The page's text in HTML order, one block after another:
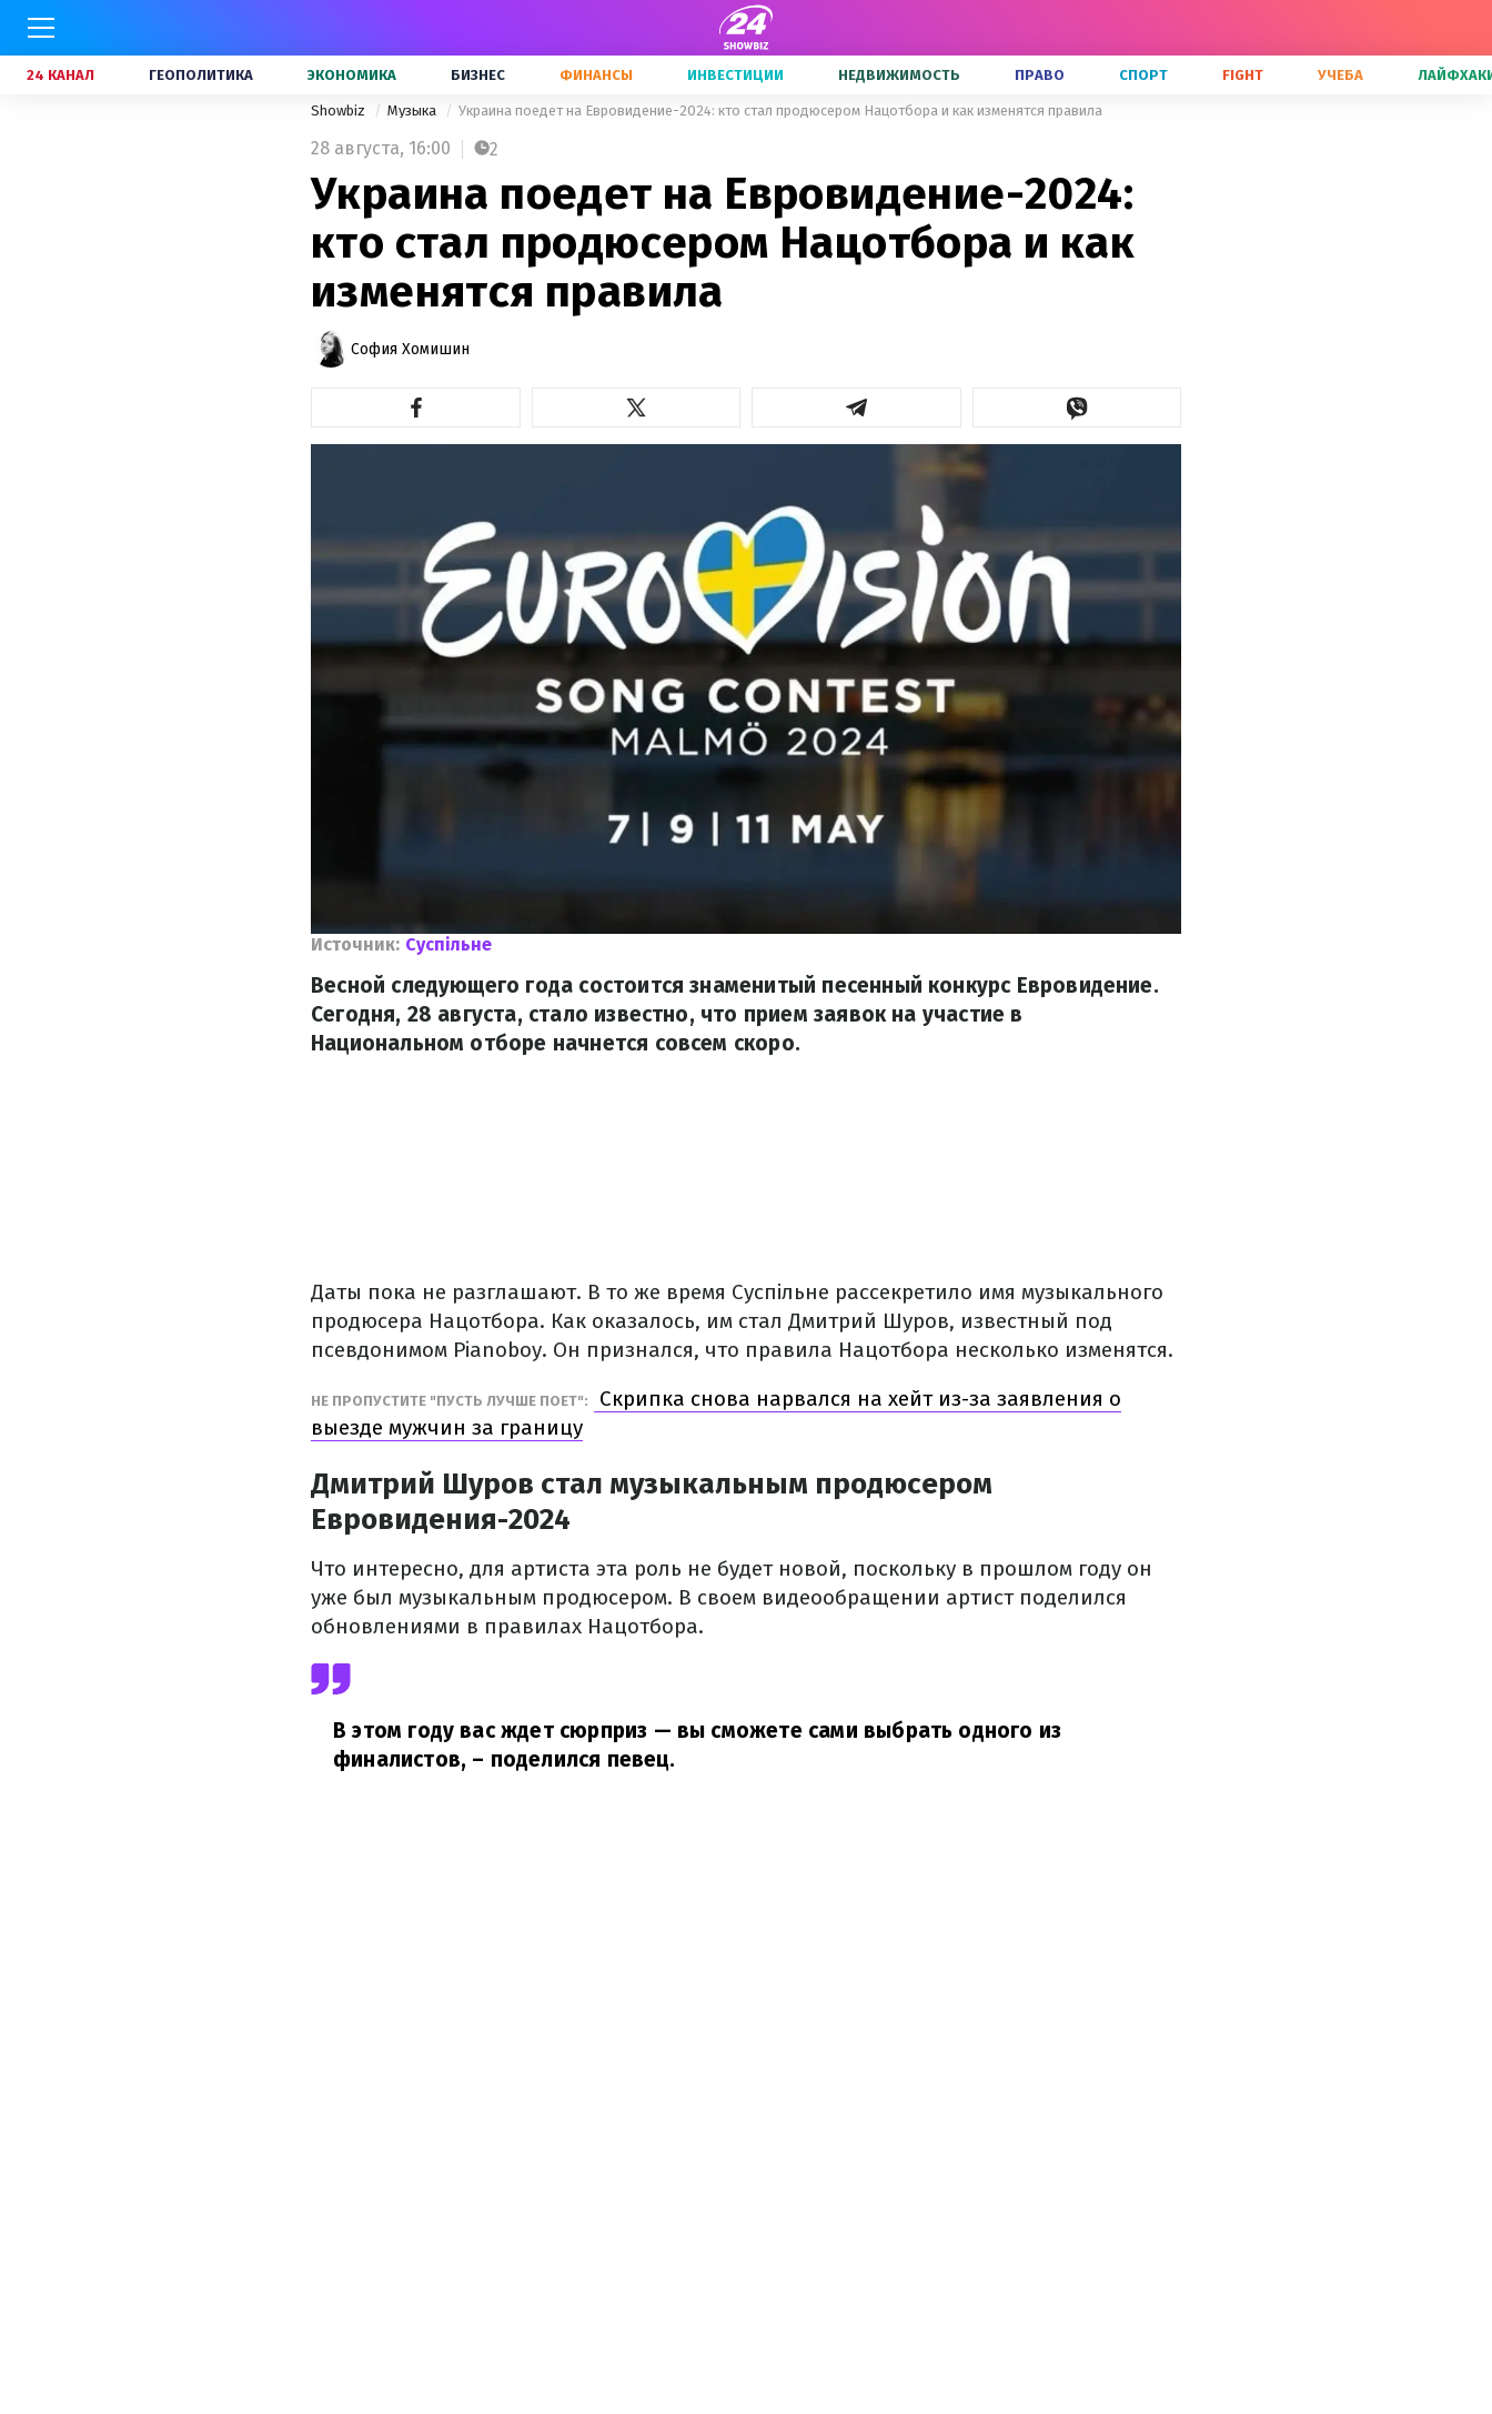
24 КАНАЛ ГЕОПОЛИТИКА ЭКОНОМИКА БИЗНЕС ФИНАНСЫ ИНВЕСТИЦИИ НЕДВИЖИМОСТЬ ПРАВО СПОРТ FIGHT УЧЕБА
Showbiz Музыка Украина поедет на Евровидение-2024: кто стал продюсером Нацотбора и как изменятся правила
28 августа, 16:00 2
Украина поедет на Евровидение-2024:
кто стал продюсером Нацотбора и как
изменятся правила
София Хомишин
Источник: Суспільне
Весной следующего года состоится знаменитый песенный конкурс Евровидение.
Сегодня, 28 августа, стало известно, что прием заявок на участие в
Национальном отборе начнется совсем скоро.
Даты пока не разглашают. В то же время Суспільне рассекретило имя музыкального
продюсера Нацотбора. Как оказалось, им стал Дмитрий Шуров, известный под
псевдонимом Pianoboy. Он признался, что правила Нацотбора несколько изменятся.
НЕ ПРОПУСТИТЕ "ПУСТЬ ЛУЧШЕ ПОЕТ":
Скрипка снова нарвался на хейт из-за заявления о
выезде мужчин за границу
Дмитрий Шуров стал музыкальным продюсером
Евровидения-2024
Что интересно, для артиста эта роль не будет новой, поскольку в прошлом году он
уже был музыкальным продюсером. В своем видеообращении артист поделился
обновлениями в правилах Нацотбора.
В этом году вас ждет сюрприз — вы сможете сами выбрать одного из
финалистов, – поделился певец.